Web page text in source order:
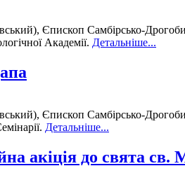
Єпископ Самбірсько-
Академії. Детальніше...
Єпископ Самбірсько-
Детальніше...
акіція до свята св.